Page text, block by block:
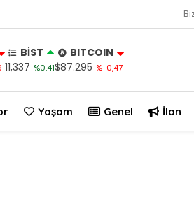
BİST
11,337 %0,41
BITCOIN
$87.295 %-0,47
Yaşam Genel İlan